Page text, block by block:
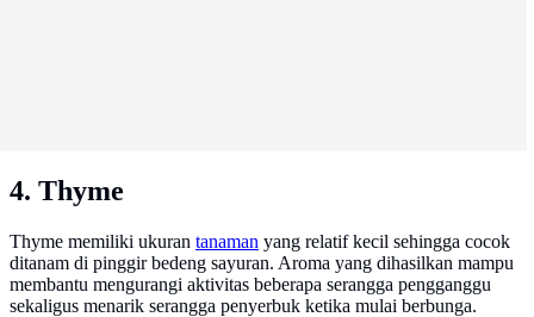
4. Thyme
Thyme memiliki ukuran tanaman yang relatif kecil sehingga cocok
ditanam di pinggir bedeng sayuran. Aroma yang dihasilkan mampu
membantu mengurangi aktivitas beberapa serangga pengganggu
sekaligus menarik serangga penyerbuk ketika mulai berbunga.